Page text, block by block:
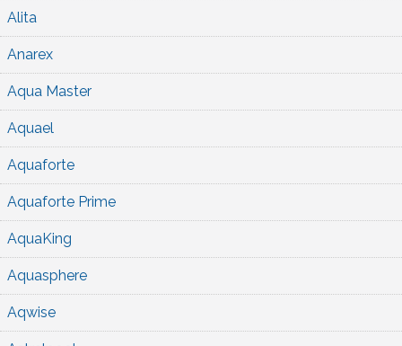
Alita
Anarex
Aqua Master
Aquael
Aquaforte
Aquaforte Prime
AquaKing
Aquasphere
Aqwise